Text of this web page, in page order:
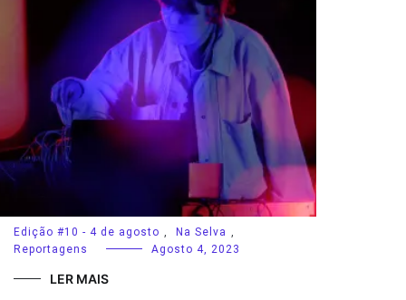
Edição #10 - 4 de agosto , Na Selva ,
Reportagens
Agosto 4, 2023
LER MAIS